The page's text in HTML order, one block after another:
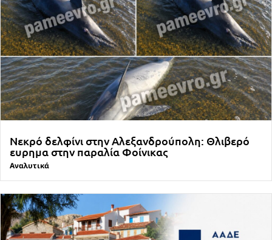
Νεκρό δελφίνι στην Αλεξανδρούπολη: Θλιβερό
ευρημα στην παραλία Φοίνικας
Αναλυτικά